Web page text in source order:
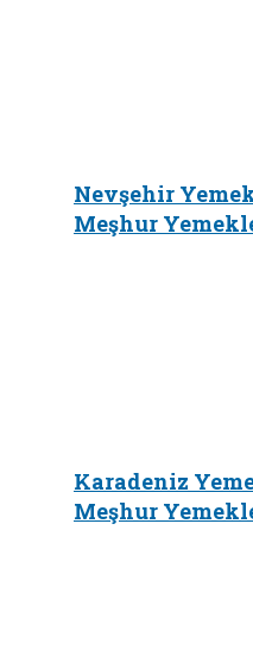
Nevşehir
Meşhur
Karadeniz
Meşhur